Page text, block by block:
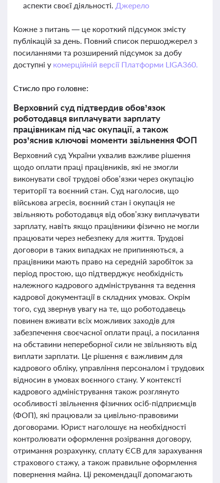
аспекти своєї діяльності. Джерело
Кожне з питань — це короткий підсумок змісту
публікацій за день. Повний список першоджерел з
посиланнями та розширений підсумок за добу
доступні у комерційній версії Платформи LIGA360.
Стисло про головне:
Верховний суд підтвердив обов’язок
роботодавця виплачувати зарплату
працівникам під час окупації, а також
роз’яснив ключові моменти звільнення ФОП
Верховний суд України ухвалив важливе рішення
щодо оплати праці працівників, які не змогли
виконувати свої трудові обов’язки через окупацію
території та воєнний стан. Суд наголосив, що
військова агресія, воєнний стан і окупація не
звільняють роботодавця від обов’язку виплачувати
зарплату, навіть якщо працівники фізично не могли
працювати через небезпеку для життя. Трудові
договори в таких випадках не припиняються, а
працівники мають право на середній заробіток за
період простою, що підтверджує необхідність
належного кадрового адміністрування та ведення
кадрової документації в складних умовах. Окрім
того, суд звернув увагу на те, що роботодавець
повинен вживати всіх можливих заходів для
забезпечення своєчасної оплати праці, а посилання
на обставини непереборної сили не звільняють від
виплати зарплати. Це рішення є важливим для
кадрового обліку, управління персоналом і трудових
відносин в умовах воєнного стану. У контексті
кадрового адміністрування також розглянуто
особливості звільнення фізичних осіб-підприємців
(ФОП), які працювали за цивільно-правовими
договорами. Юрист наголошує на необхідності
контролювати оформлення розірвання договору,
отримання розрахунку, сплату ЄСВ для зарахування
страхового стажу, а також правильне оформлення
повернення майна. Ці рекомендації допомагають